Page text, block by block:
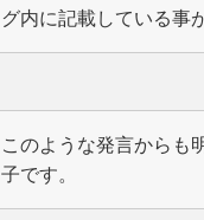
グ内に記載している事
このような発言からも
子です。